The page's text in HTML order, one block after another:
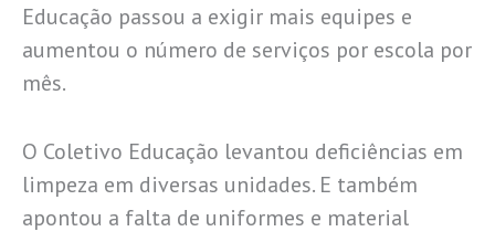
Educação passou a exigir mais equipes e
aumentou o número de serviços por escola por
mês.
O Coletivo Educação levantou deficiências em
limpeza em diversas unidades. E também
apontou a falta de uniformes e material